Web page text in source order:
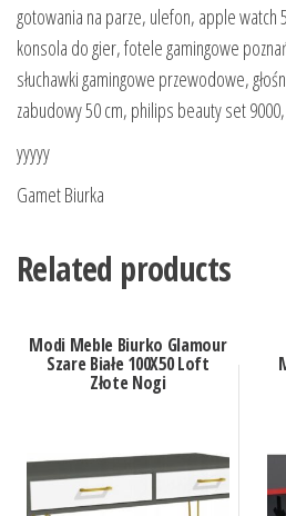
gotowania na parze, ulefon, apple watch
konsola do gier, fotele gamingowe
słuchawki gamingowe przewodowe,
zabudowy 50 cm, philips beauty set
yyyyy
Gamet Biurka
Related products
Modi Meble Biurko Glamour
Szare Białe 100X50 Loft
Złote Nogi